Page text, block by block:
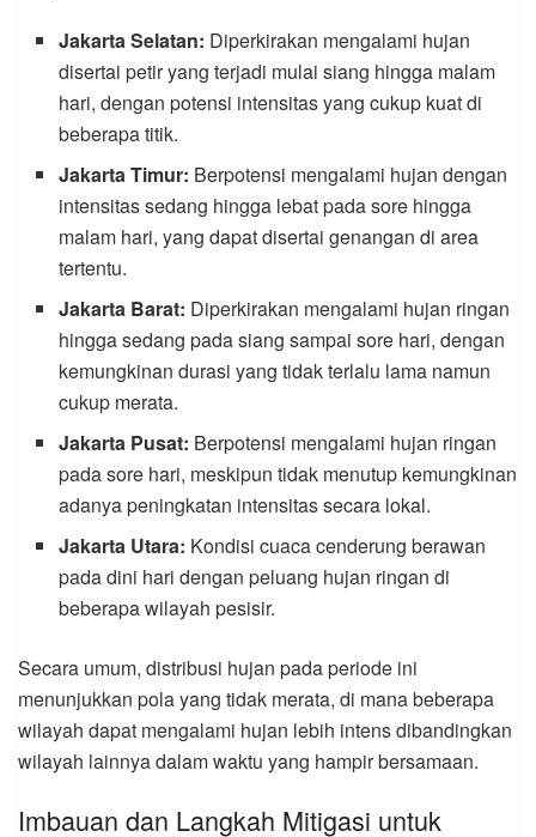
Jakarta Selatan: Diperkirakan mengalami hujan
disertai petir yang terjadi mulai siang hingga malam
hari, dengan potensi intensitas yang cukup kuat di
beberapa titik.
Jakarta Timur: Berpotensi mengalami hujan dengan
intensitas sedang hingga lebat pada sore hingga
malam hari, yang dapat disertai genangan di area
tertentu.
Jakarta Barat: Diperkirakan mengalami hujan ringan
hingga sedang pada siang sampai sore hari, dengan
kemungkinan durasi yang tidak terlalu lama namun
cukup merata.
Jakarta Pusat: Berpotensi mengalami hujan ringan
pada sore hari, meskipun tidak menutup kemungkinan
adanya peningkatan intensitas secara lokal.
Jakarta Utara: Kondisi cuaca cenderung berawan
pada dini hari dengan peluang hujan ringan di
beberapa wilayah pesisir.
Secara umum, distribusi hujan pada periode ini
menunjukkan pola yang tidak merata, di mana beberapa
wilayah dapat mengalami hujan lebih intens dibandingkan
wilayah lainnya dalam waktu yang hampir bersamaan.
Imbauan dan Langkah Mitigasi untuk